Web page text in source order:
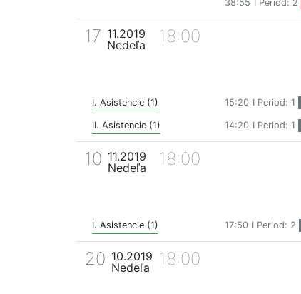
38:55 I Period: 2
17 11.2019
Nedeľa
18:00
I. Asistencie (1) 15:20 I Period: 1
II. Asistencie (1) 14:20 I Period: 1
10 11.2019
Nedeľa
18:00
I. Asistencie (1) 17:50 I Period: 2
20 10.2019
Nedeľa
18:00